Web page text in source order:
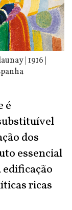
| 1916 |
é
dos
essencial
ricas